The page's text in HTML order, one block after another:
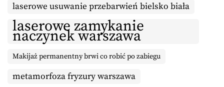
laserowe usuwanie przebarwień bielsko biała
laserowe zamykanie
naczynek warszawa
Makijaż permanentny brwi co robić po zabiegu
metamorfoza fryzury warszawa